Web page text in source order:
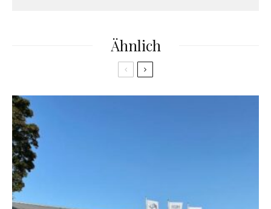
Ähnlich